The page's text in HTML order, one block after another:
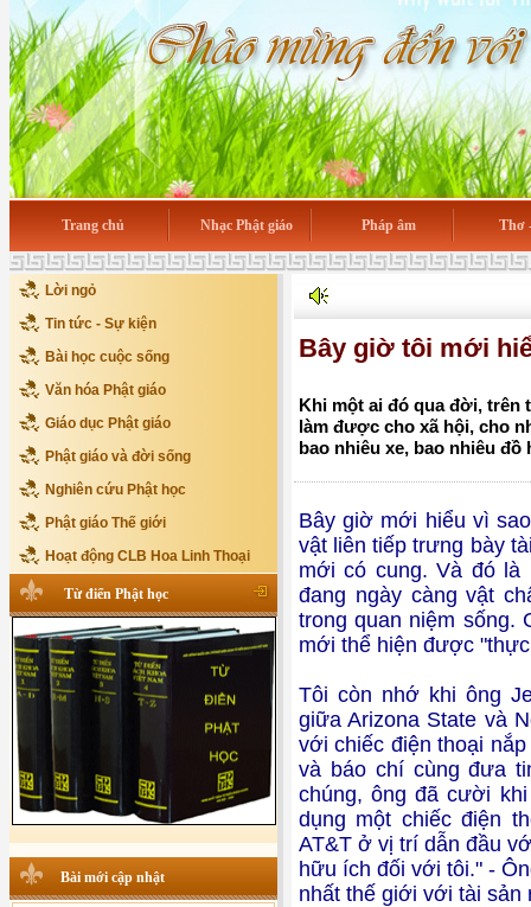
Trang chủ Nhạc Phật giáo Pháp âm Thơ
Lời ngỏ
Tin tức - Sự kiện
Bài học cuộc sống
Văn hóa Phật giáo
Giáo dục Phật giáo
Phật giáo và đời sống
Nghiên cứu Phật học
Phật giáo Thế giới
Hoạt động CLB Hoa Linh Thoại
Từ điển Phật học
Bài mới cập nhật
Bây giờ tôi mới
Khi một ai đó qua đời, trên
làm được cho xã hội, cho
bao nhiêu xe, bao nhiêu đồ
Bây giờ mới hiểu vì
vật liên tiếp trưng bày
mới có cung. Và đó là
đang ngày càng vật
trong quan niệm sống.
mới thể hiện được
Tôi còn nhớ khi ông
giữa Arizona State và
với chiếc điện thoại nắp
và báo chí cùng đưa
chúng, ông đã cười
dụng một chiếc điện
AT&T ở vị trí dẫn đầu
hữu ích đối với tôi." -
nhất thế giới với tài sản